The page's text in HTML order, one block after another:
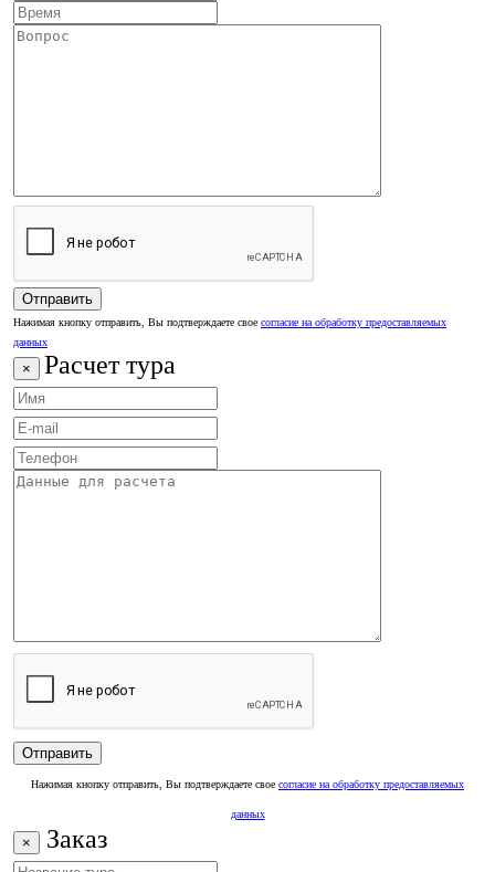
Нажимая кнопку отправить, Вы подтверждаете свое согласие на обработку предоставляемых
данных
× Расчет тура
Нажимая кнопку отправить, Вы подтверждаете свое согласие на обработку предоставляемых
данных
× Заказ